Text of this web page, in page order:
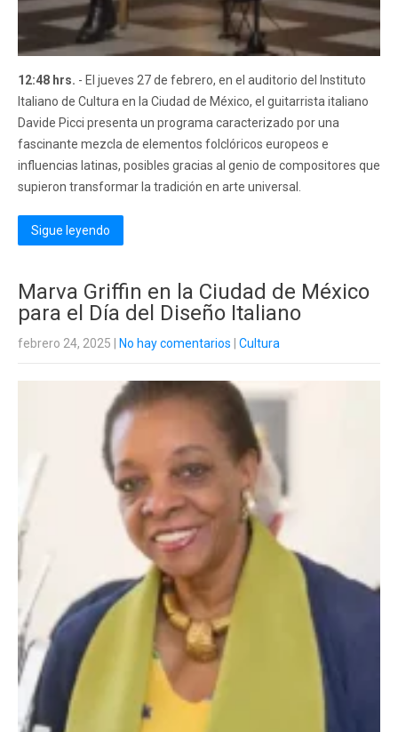
12:48 hrs. - El jueves 27 de febrero, en el auditorio del Instituto
Italiano de Cultura en la Ciudad de México, el guitarrista italiano
Davide Picci presenta un programa caracterizado por una
fascinante mezcla de elementos folclóricos europeos e
influencias latinas, posibles gracias al genio de compositores que
supieron transformar la tradición en arte universal.
Sigue leyendo
Marva Griffin en la Ciudad de México
para el Día del Diseño Italiano
febrero 24, 2025 No hay comentarios Cultura